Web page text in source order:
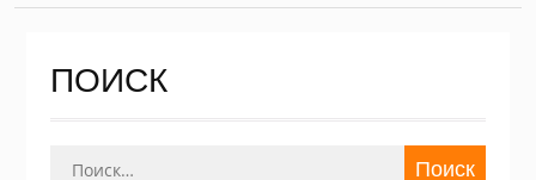
ПОИСК